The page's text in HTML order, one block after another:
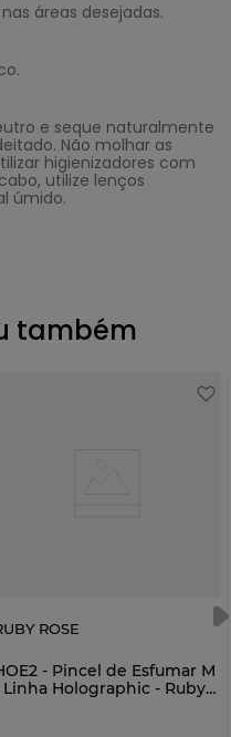
áreas desejadas.
e seque naturalmente
Não molhar as
higienizadores com
utilize lenços
úmido.
também
ROSE
- Pincel de Esfumar M
Linha Holographic - Ruby